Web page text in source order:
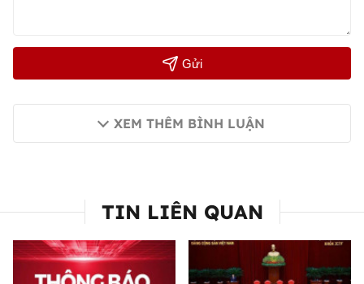
Gửi
XEM THÊM BÌNH LUẬN
TIN LIÊN QUAN